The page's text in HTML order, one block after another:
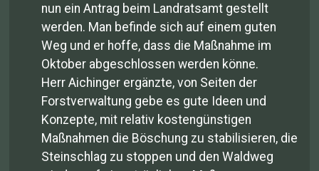
nun ein Antrag beim Landratsamt gestellt
werden. Man befinde sich auf einem guten
Weg und er hoffe, dass die Maßnahme im
Oktober abgeschlossen werden könne.
Herr Aichinger ergänzte, von Seiten der
Forstverwaltung gebe es gute Ideen und
Konzepte, mit relativ kostengünstigen
Maßnahmen die Böschung zu stabilisieren, die
Steinschlag zu stoppen und den Waldweg